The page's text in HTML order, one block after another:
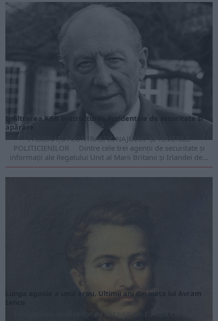
Infiltrarea KGB în structurile occidentale de securitate și
apărare
FASCINAŢIA CONTRASPIONAJULUI ŞI TEMERILE
POLITICIENILOR Dintre cele trei agenții de securitate și
informații ale Regatului Unit al Marii Britanii şi Irlandei de...
Lunga agonie a unui erou. Ultimii ani din viața lui Avram
Înfrângerea revoluțiilor de la 1848 din Europa Centrală a